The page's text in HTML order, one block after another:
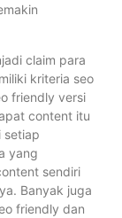
claim para
kriteria seo
friendly versi
content itu
setiap
yang
sendiri
Banyak juga
friendly dan